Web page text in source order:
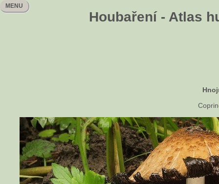
Houbaření - Atlas
MENU